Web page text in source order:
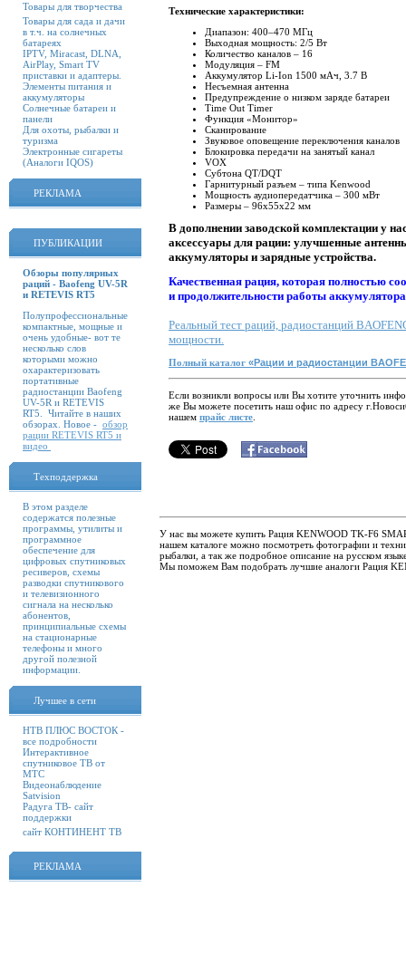
Товары для творчества
Товары для сада и дачи
в т.ч. на солнечных
батареях
IPTV, Miracast, DLNA,
AirPlay, Smart TV
приставки и адаптеры.
Элементы питания и
аккумуляторы
Солнечные батареи и
панели
Для охоты, рыбалки и
туризма
Электронные сигареты
(Аналоги IQOS)
РЕКЛАМА
ПУБЛИКАЦИИ
Обзоры популярных
раций - Baofeng UV-5R
и RETEVIS RT5
Полупрофессиональные
компактные, мощные и
очень удобные- вот те
несколько слов
которыми можно
охарактеризовать
портативные
радиостанции Baofeng
UV-5R и RETEVIS
RT5. Читайте в наших
обзорах. Новое - обзор
рации RETEVIS RT5 и
видео
Техподдержка
В этом разделе
содержатся полезные
программы, утилиты и
программное
обеспечение для
цифровых спутниковых
ресиверов, схемы
разводки спутникового
и телевизионного
сигнала на несколько
абонентов,
принципиальные схемы
на стационарные
телефоны и много
другой полезной
информации.
Лучшее в сети
НТВ ПЛЮС ВОСТОК -
все подробности
Интерактивное
спутниковое ТВ от
МТС
Видеонаблюдение
Satvision
Радуга ТВ- сайт
поддержки
сайт КОНТИНЕНТ ТВ
РЕКЛАМА
Технические характеристики:
Диапазон: 400–470 МГц
Выходная мощность: 2/5 Вт
Количество каналов – 16
Модуляция – FM
Аккумулятор Li-Ion 1500 мАч, 3.7 В
Несъемная антенна
Предупреждение о низком заряде батареи
Time Out Timer
Функция «Монитор»
Сканирование
Звуковое оповещение переключения каналов
Блокировка передачи на занятый канал
VOX
Субтона QT/DQT
Гарнитурный разъем – типа Kenwood
Мощность аудиопередатчика – 300 мВт
Размеры – 96х55х22 мм
В дополнении заводской комплектации у
аксессуары для рации: улучшенные
аккумуляторы и зарядные устройства.
Качественная рация, которая полностью
и продолжительности работы
Реальный тест раций, радиостанций
мощности.
Полный каталог «Рации и радиостанции
Если возникли вопросы или Вы хотите уточнить
же Вы можете посетить наш офис по адресу
нашем прайс листе
У нас вы можете купить Рация KENWOOD TK-F6
нашем каталоге можно посмотреть фотографии и
рыбалки, а так же подробное описание на русском
Мы поможем Вам подобрать лучшие аналоги Рация